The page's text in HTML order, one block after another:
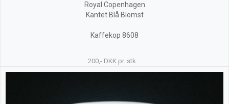
Royal Copenhagen
Kantet Blå Blomst
Kaffekop 8608
200,- DKK pr. stk.